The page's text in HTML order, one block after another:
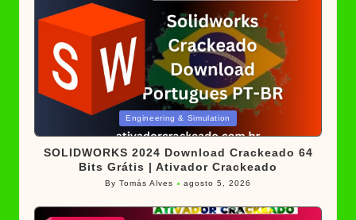
in
Engineering & Simulation
SOLIDWORKS 2024 Download Crackeado 64
Bits Grátis | Ativador Crackeado
Posted
ByTomás Alves agosto 5, 2026